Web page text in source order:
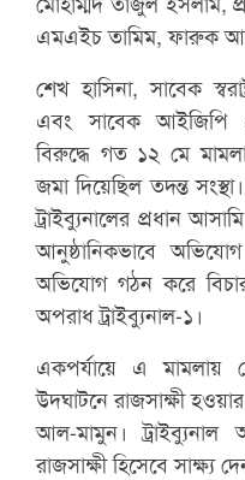
এমএইচ তামিম, ফারুক
শেখ হাসিনা, সাবেক
এবং সাবেক আইজিপি
বিরুদ্ধে গত ১২ মে
জমা দিয়েছিল তদন্ত
ট্রাইব্যুনালের প্রধান
আনুষ্ঠানিকভাবে
অভিযোগ গঠন করে
অপরাধ ট্রাইব্যুনাল-১।
একপর্যায়ে এ মামলায়
উদ্ঘাটনে রাজসাক্ষী
আল-মামুন।
রাজসাক্ষী হিসেবে সাক্ষ্য